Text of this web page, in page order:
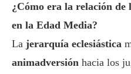
¿Cómo era la relación de
en la Edad Media?
La jerarquía eclesiástica
animadversión hacia los